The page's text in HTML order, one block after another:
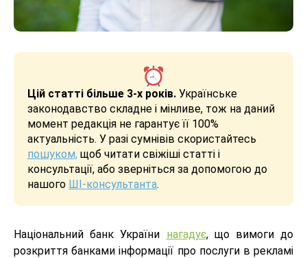
Цій статті більше 3-х років. Українське
законодавство складне і мінливе, тож на даний
момент редакція не гарантує її 100%
актуальність. У разі сумнівів скористайтесь
пошуком, щоб читати свіжіші статті і
консультації, або зверніться за допомогою до
нашого ШІ-консультанта.
Національний банк України нагадує, що вимоги до
розкриття банками інформації про послуги в рекламі